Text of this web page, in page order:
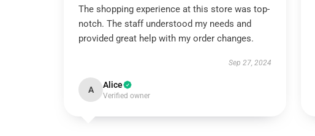
The shopping experience at this store was top-
notch. The staff understood my needs and
provided great help with my order changes.
Sep 27, 2024
A Alice
Verified owner